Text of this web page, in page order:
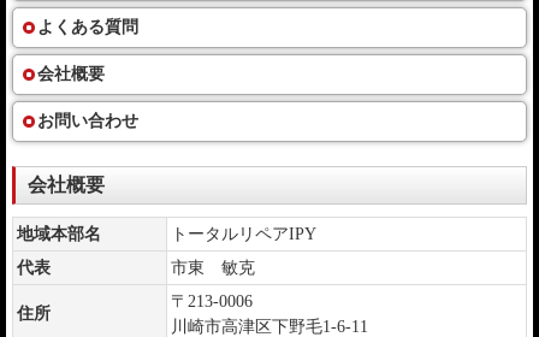
よくある質問
会社概要
お問い合わせ
会社概要
地域本部名
トータルリペアIPY
代表
市東 敏克
住所
〒213-0006
川崎市高津区下野毛1-6-11